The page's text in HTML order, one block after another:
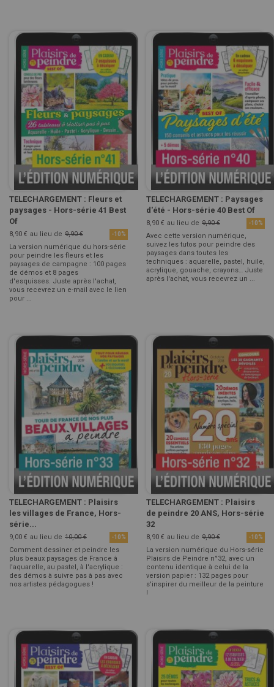
TELECHARGEMENT : Fleurs et
paysages - Hors-série 41 Best
Of
8,90 € au lieu de 9,90 € -10%
La version numérique du hors-série
pour peindre les fleurs et les
paysages de campagne : 100 pages
de démos et 8 pages
d'esquisses. Juste après l'achat,
vous recevrez un e-mail avec le lien
pour ...
TELECHARGEMENT : Paysages
d'été - Hors-série 40 Best Of
8,90 € au lieu de 9,90 € -10%
Avec cette version numérique,
suivez les tutos pour peindre des
paysages dans toutes les
techniques : aquarelle, pastel, huile,
acrylique, gouache, crayons… Juste
après l'achat, vous recevrez un ...
TELECHARGEMENT : Plaisirs
les villages de France, Hors-
série...
9,00 € au lieu de 10,00 € -10%
Comment dessiner et peindre les
plus beaux paysages de France à
l'aquarelle, au pastel, à l'acrylique :
des démos à suivre pas à pas avec
nos artistes pédagogues !
TELECHARGEMENT : Plaisirs
de peindre 20 ANS, Hors-série
32
8,90 € au lieu de 9,90 € -10%
La version numérique du Hors-série
Plaisirs de Peindre n°32, avec un
contenu identique à celui de la
version papier : 132 pages pour
s'inspirer du meilleur de la peinture
!